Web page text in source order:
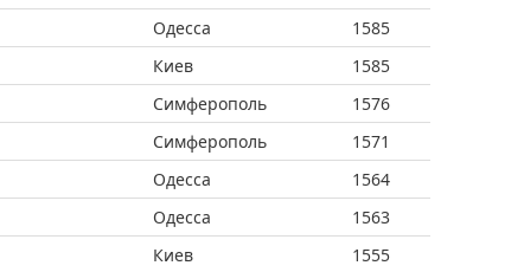
Одесса
1585
Киев
1585
Симферополь
1576
Симферополь
1571
Одесса
1564
Одесса
1563
Киев
1555